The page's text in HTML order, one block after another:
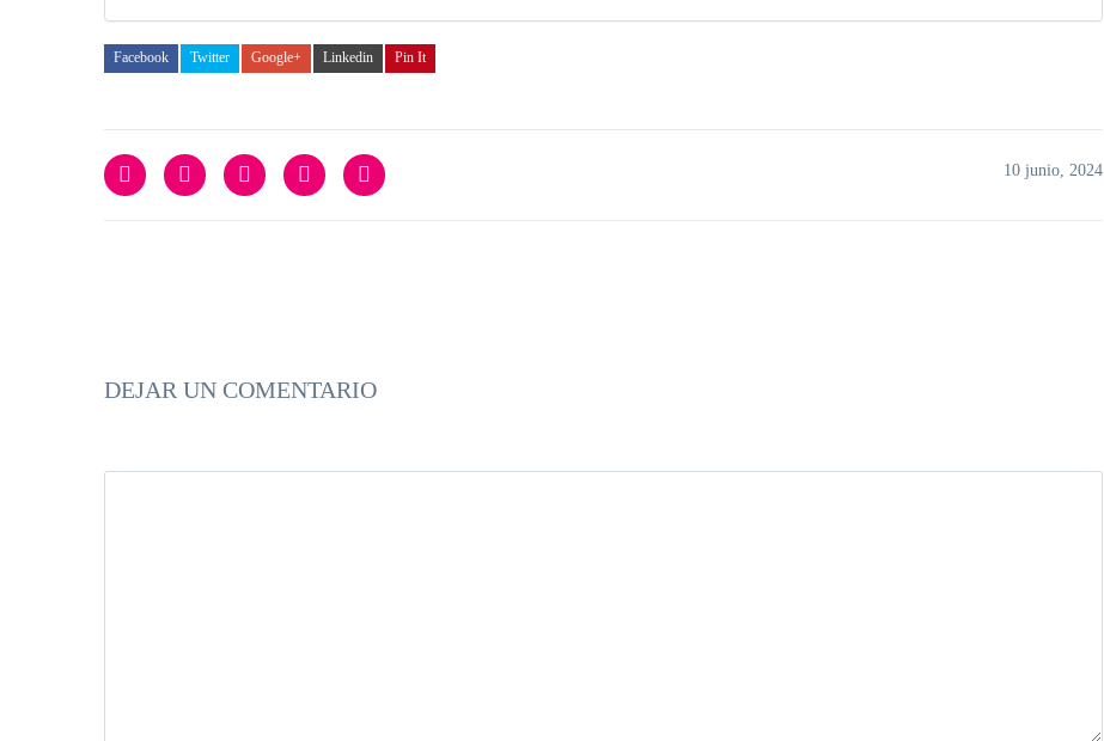
Facebook Twitter Google+ Linkedin Pin It
10 junio, 2024
DEJAR UN COMENTARIO